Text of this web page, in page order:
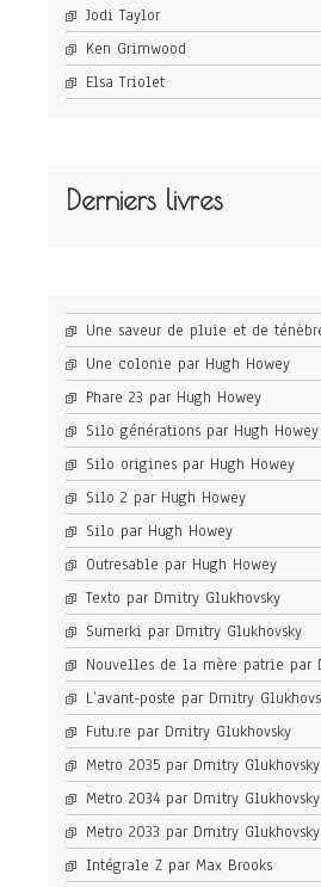
Jodi Taylor
Ken Grimwood
Elsa Triolet
Derniers livres
Une saveur de pluie et de
Une colonie par Hugh Howey
Phare 23 par Hugh Howey
Silo générations par Hugh Howey
Silo origines par Hugh Howey
Silo 2 par Hugh Howey
Silo par Hugh Howey
Outresable par Hugh Howey
Texto par Dmitry Glukhovsky
Sumerki par Dmitry Glukhovsky
Nouvelles de la mère patrie par
L’avant-poste par Dmitry
Futu.re par Dmitry Glukhovsky
Metro 2035 par Dmitry Glukhovsky
Metro 2034 par Dmitry Glukhovsky
Metro 2033 par Dmitry Glukhovsky
Intégrale Z par Max Brooks